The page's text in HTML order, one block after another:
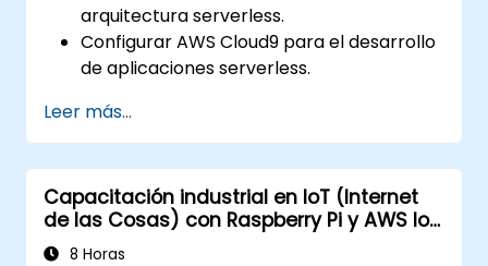
arquitectura serverless.
Configurar AWS Cloud9 para el desarrollo
de aplicaciones serverless.
aplicaciones serverless utilizando AWS
Lambda.
Integrar AWS Lambda con otros servicios
de AWS, como API Gateway y S3.
Optimizar las aplicaciones serverless
para lograr mayor eficiencia en
Leer más...
Capacitación industrial en IoT (Internet
de las Cosas) con Raspberry Pi y AWS IoT
Core8 Horas